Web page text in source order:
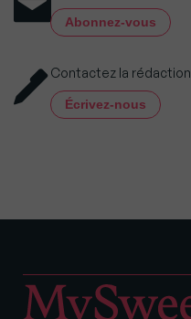
Abonnez-vous
Contactez la rédaction
Écrivez-nous